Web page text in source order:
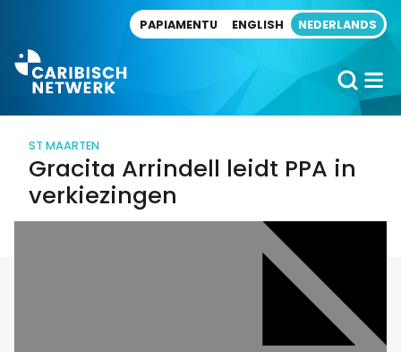
PAPIAMENTU ENGLISH NEDERLANDS
ST MAARTEN
Gracita Arrindell leidt PPA in
verkiezingen